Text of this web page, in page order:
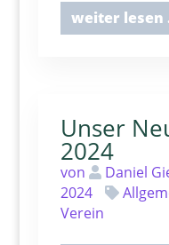
weiter lesen
Unser
2024
von Daniel
2024
Verein